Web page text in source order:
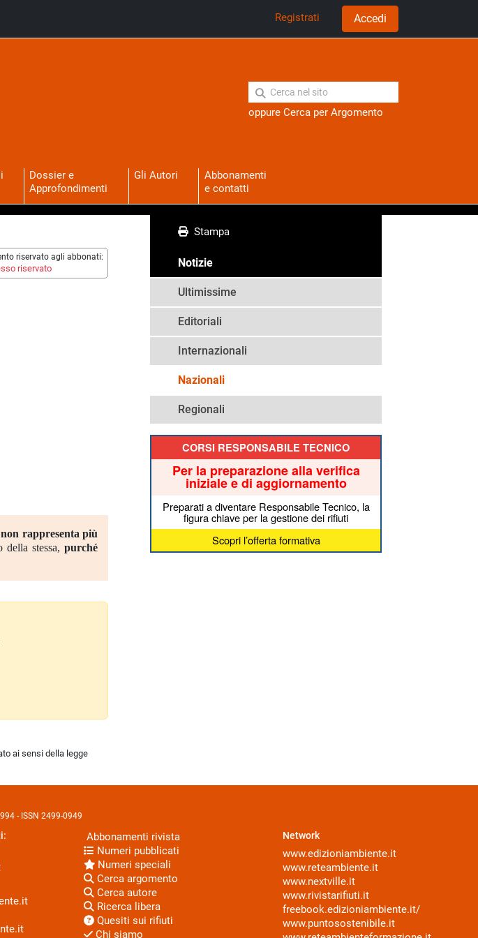
Registrati Accedi
oppure Cerca per Argomento
Dossier e
Approfondimenti
Gli Autori
Abbonamenti
e contatti
riservato agli abbonati:
riservato
non rappresenta più
della stessa,purché
ai sensi della legge
Stampa
Notizie
Ultimissime
Editoriali
Internazionali
Nazionali
Regionali
CORSI RESPONSABILE TECNICO
Per la preparazione alla verifica
iniziale e di aggiornamento
Preparati a diventare Responsabile Tecnico, la
figura chiave per la gestione dei rifiuti
Scopri l’offerta formativa
- ISSN 2499-0949
Abbonamenti rivista
Numeri pubblicati
Numeri speciali
Cerca argomento
Cerca autore
Ricerca libera
Quesiti sui rifiuti
Chi siamo
Network
www.edizioniambiente.it
www.reteambiente.it
www.nextville.it
www.rivistarifiuti.it
freebook.edizioniambiente.it/
www.puntosostenibile.it